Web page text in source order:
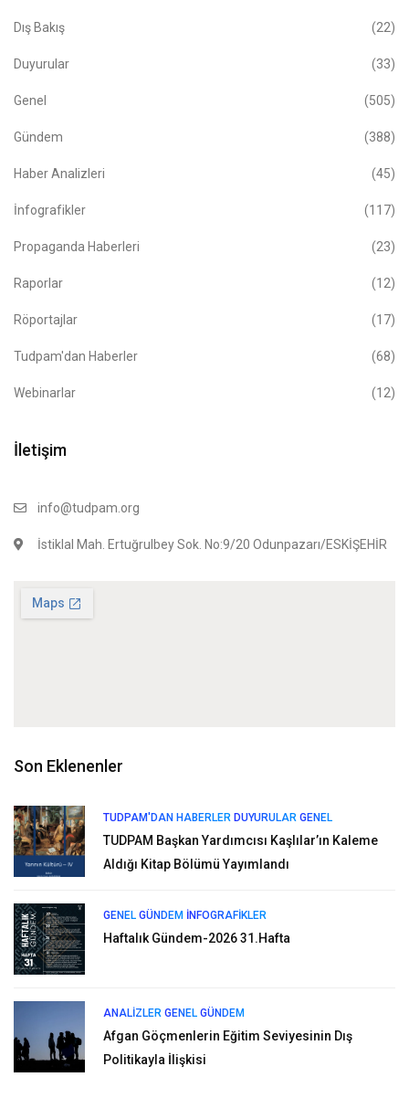
Dış Bakış (22)
Duyurular (33)
Genel (505)
Gündem (388)
Haber Analizleri (45)
İnfografikler (117)
Propaganda Haberleri (23)
Raporlar (12)
Röportajlar (17)
Tudpam'dan Haberler (68)
Webinarlar (12)
İletişim
info@tudpam.org
İstiklal Mah. Ertuğrulbey Sok. No:9/20 Odunpazarı/ESKİŞEHİR
Son Eklenenler
TUDPAM'DAN HABERLER DUYURULAR GENEL
TUDPAM Başkan Yardımcısı Kaşlılar’ın Kaleme
Aldığı Kitap Bölümü Yayımlandı
GENEL GÜNDEM İNFOGRAFIKLER
Haftalık Gündem-2026 31.Hafta
ANALIZLER GENEL GÜNDEM
Afgan Göçmenlerin Eğitim Seviyesinin Dış
Politikayla İlişkisi